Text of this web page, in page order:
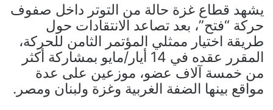
يشهد قطاع غزة حالة من التوتر داخل صفوف
حركة “فتح”، بعد تصاعد الانتقادات حول
طريقة اختيار ممثلي المؤتمر الثامن للحركة،
المقرر عقده في 14 أيار/مايو بمشاركة أكثر
من خمسة آلاف عضو، موزعين على عدة
مواقع بينها الضفة الغربية وغزة ولبنان ومصر.